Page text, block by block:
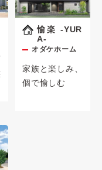
愉楽 -YUR
A-
オダケホーム
家族と楽しみ、
個で愉しむ